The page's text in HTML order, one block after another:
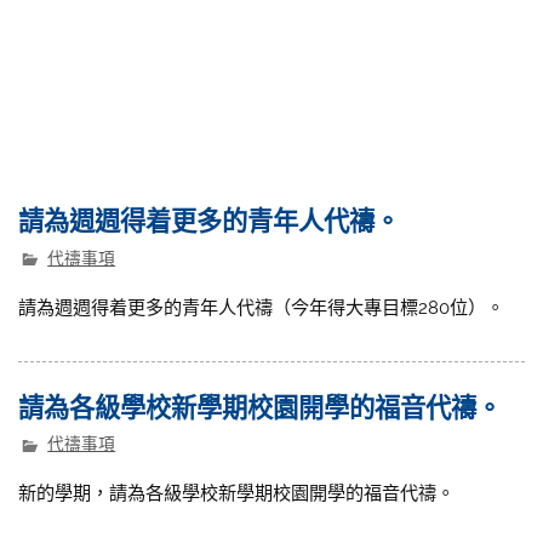
請為週週得着更多的青年人代禱。
代禱事項
請為週週得着更多的青年人代禱（今年得大專目標280位）。
請為各級學校新學期校園開學的福音代禱。
代禱事項
新的學期，請為各級學校新學期校園開學的福音代禱。